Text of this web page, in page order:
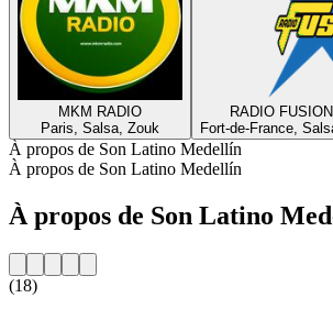
MKM RADIO
Paris, Salsa, Zouk
RADIO
Fort-de-France,
À propos de Son Latino Medellín
À propos de Son Latino Medellín
À propos de Son Latino
(18)